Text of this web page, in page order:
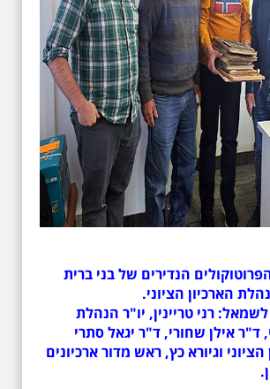
הנדירים של בני ברית
הארכיון הציוני.
רני טריינין, יו"ר הנהלת
ד"ר אילן שחורי, ד"ר יגאל סתרי
וגיורא כץ, ראש מדור ארכיונים